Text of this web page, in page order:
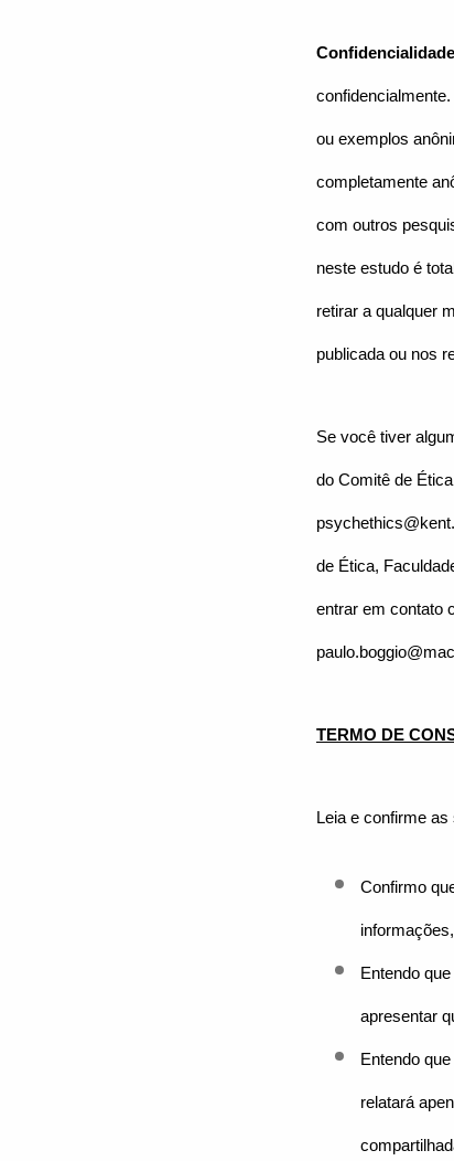
ou exemplos
completamente
com outros
neste estudo é
retirar a qualquer
publicada ou nos
Se você tiver
do Comitê de
de Ética,
entrar em contato
TERMO DE
Leia e confirme
Confirmo
Entendo
apresentar
Entendo
relatará